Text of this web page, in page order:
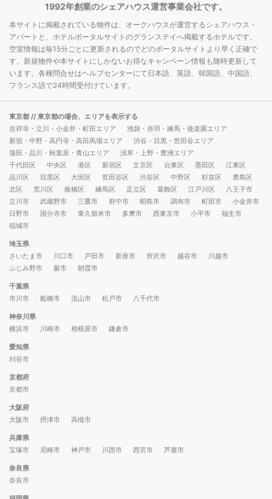
1992年創業のシェアハウス運営事業会社です。
本サイトに掲載されている物件は、オークハウスが運営するシェアハウス・
アパートと、ホテルポータルサイトのグランステイへ掲載するホテルです。
空室情報は毎15分ごとに更新されるのでどのポータルサイトより早く正確で
す。新規物件や本サイトにしかないお得なキャンペーン情報も随時更新して
います。各種問合せはヘルプセンターにて日本語、英語、韓国語、中国語、
フランス語で24時間受付けています。
東京都 // 東京都の場合、エリアを表示する
吉祥寺・立川・小金井・町田エリア
池袋・赤羽・練馬・後楽園エリア
新宿・中野・高円寺・高田馬場エリア
渋谷・目黒・世田谷エリア
蒲田・品川・秋葉原・青山エリア
浅草・上野・豊洲エリア
千代田区
中央区 港区 新宿区 文京区 台東区 墨田区
江東区
品川区
目黒区 大田区 世田谷区 渋谷区 中野区 杉並区
豊島区
北区
荒川区 板橋区 練馬区 足立区 葛飾区 江戸川区
八王子市
立川市
武蔵野市 三鷹市 府中市 昭島市 調布市 町田市
小金井市
日野市
国分寺市 東久留米市 多摩市 西東京市 小平市
福生市
稲城市
埼玉県
さいたま市
川口市 戸田市 新座市 所沢市 越谷市
川越市
ふじみ野市
蕨市 朝霞市
千葉県
市川市
船橋市 流山市 松戸市 八千代市
神奈川県
横浜市
川崎市 相模原市 鎌倉市
愛知県
刈谷市
京都府
京都市
大阪府
大阪市
摂津市 高槻市
兵庫県
宝塚市
尼崎市 神戸市 川西市 西宮市 芦屋市
奈良県
奈良市